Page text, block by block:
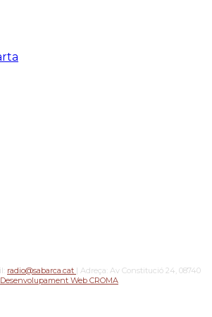
radio@sabarca.cat | Adreça: Av Constitució 24, 08740
Desenvolupament Web CROMA